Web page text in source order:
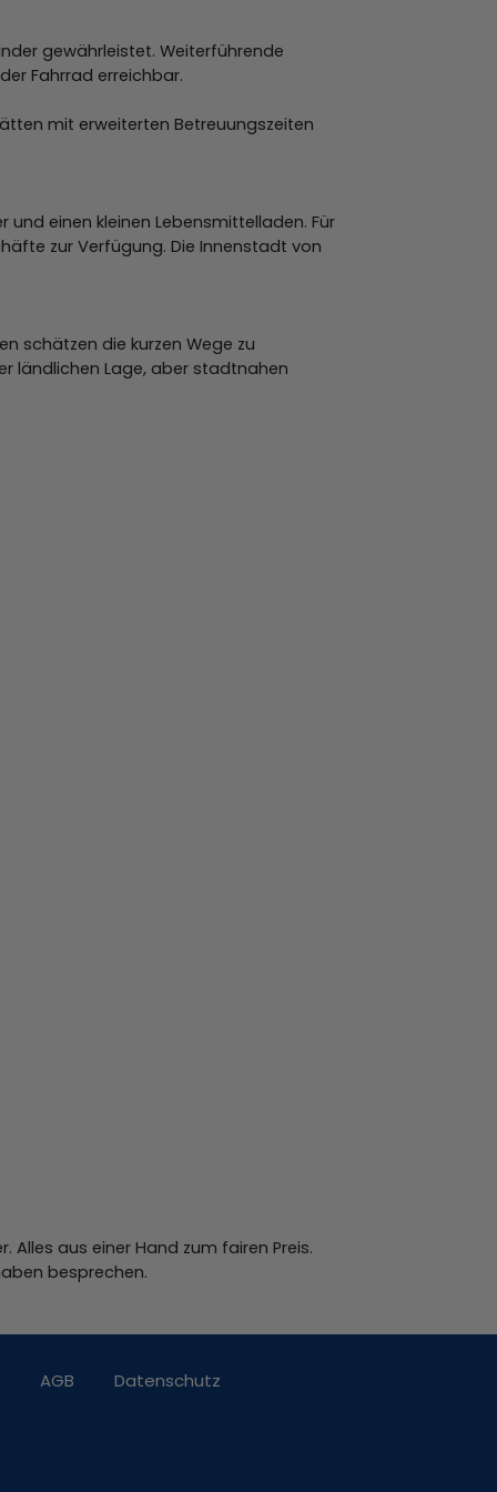
gewährleistet. Weiterführende
Fahrrad erreichbar.
mit erweiterten Betreuungszeiten
einen kleinen Lebensmittelladen. Für
zur Verfügung. Die Innenstadt von
schätzen die kurzen Wege zu
ländlichen Lage, aber stadtnahen
Alles aus einer Hand zum fairen Preis.
besprechen.
AGB Datenschutz